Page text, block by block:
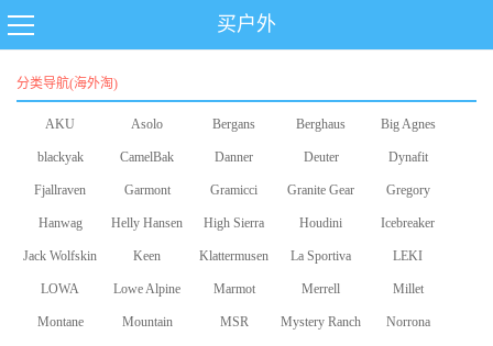
买户外
分类导航(海外淘)
AKU Asolo Bergans Berghaus Big Agnes
blackyak CamelBak Danner Deuter Dynafit
Fjallraven Garmont Gramicci Granite Gear Gregory
Hanwag Helly Hansen High Sierra Houdini Icebreaker
Jack Wolfskin Keen Klattermusen La Sportiva LEKI
LOWA Lowe Alpine Marmot Merrell Millet
Montane Mountain MSR Mystery Ranch Norrona